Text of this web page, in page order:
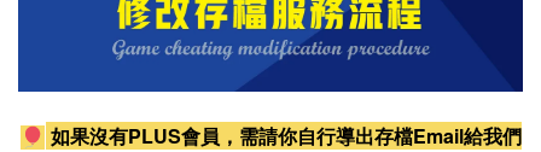
如果沒有PLUS會員，需請你自行導出存檔Email給我們